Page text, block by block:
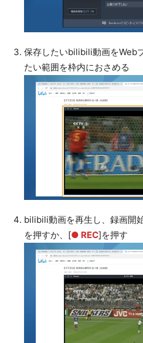
保存したいbilibili動画をWeb
たい範囲を枠内におさめる
bilibili動画を再生し、録画開
を押すか、[● REC]を押す